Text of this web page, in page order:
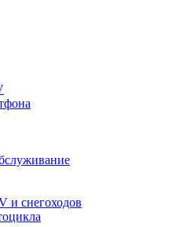
и снегоходов